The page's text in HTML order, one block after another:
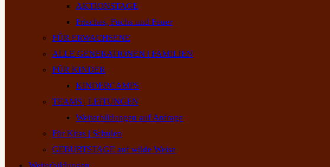
AKTIONSTAGE
Frisches, Fuchs und Feuer
FÜR ERWACHSENE
ALLE GENERATIONEN | FAMILIEN
FÜR KINDER
KINDERCAMPS
TEAMS | LEITUNGEN
Weiterbildungen auf Anfrage
Für Kitas | Schulen
GEBURTSTAGE auf wilde Weise